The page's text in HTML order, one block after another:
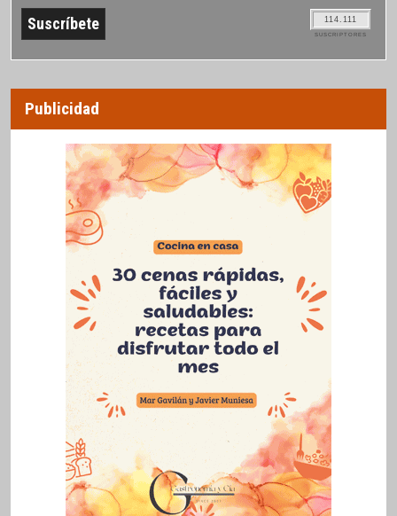
114.111
SUSCRIPTORES
Publicidad